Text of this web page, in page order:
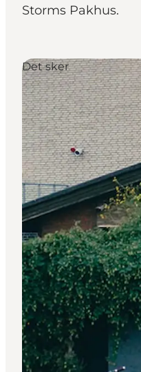
Storms Pakhus.
Det sker